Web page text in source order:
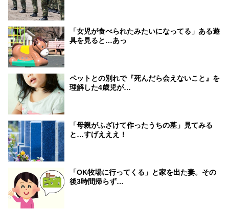
「女児が食べられたみたいになってる」ある遊
具を見ると…あっ
ペットとの別れで『死んだら会えないこと』を
理解した4歳児が…
「母親がふざけて作ったうちの墓」見てみる
と…すげえええ！
「OK牧場に行ってくる」と家を出た妻。その
後3時間帰らず…